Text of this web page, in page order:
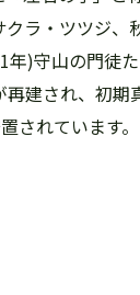
ラ・ツツジ
)守山の門徒
建され、初
されています。